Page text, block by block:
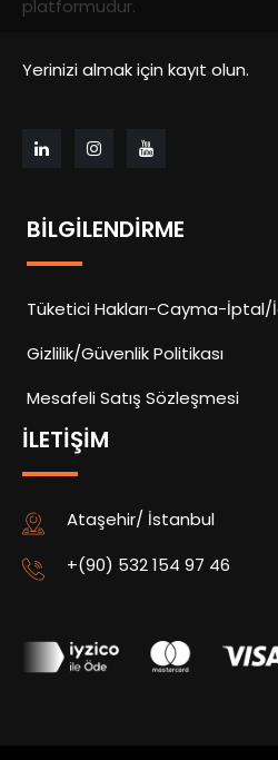
platformudur.
Yerinizi almak için kayıt olun.
BILGILENDIRME
Tüketici Hakları-Cayma-İptal/
Gizlilik/Güvenlik Politikası
Mesafeli Satış Sözleşmesi
İLETIŞIM
Ataşehir/ İstanbul
+(90) 532 154 97 46